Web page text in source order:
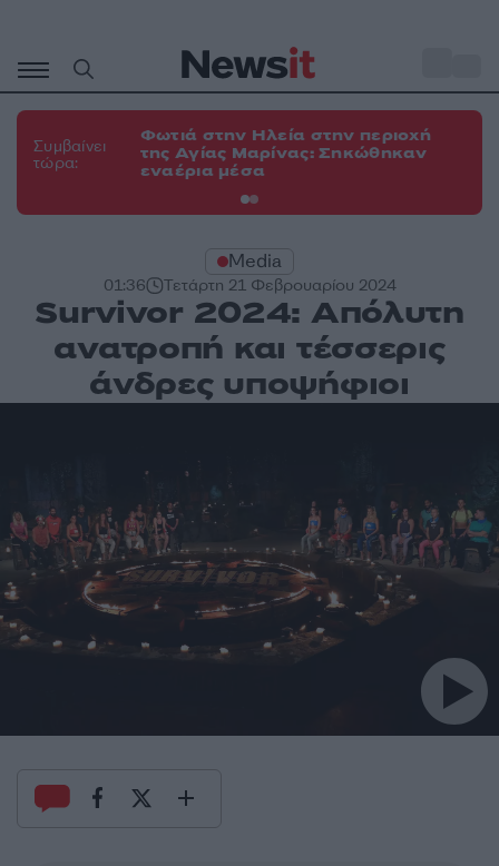
περιεχόμενο
Συμβαίνει
τώρα:
Φωτιά στην Ηλεία στην περιοχή
της Αγίας Μαρίνας: Σηκώθηκαν
εναέρια μέσα
Media
01:36 Τετάρτη 21 Φεβρουαρίου 2024
Survivor 2024: Απόλυτη
ανατροπή και τέσσερις
άνδρες υποψήφιοι